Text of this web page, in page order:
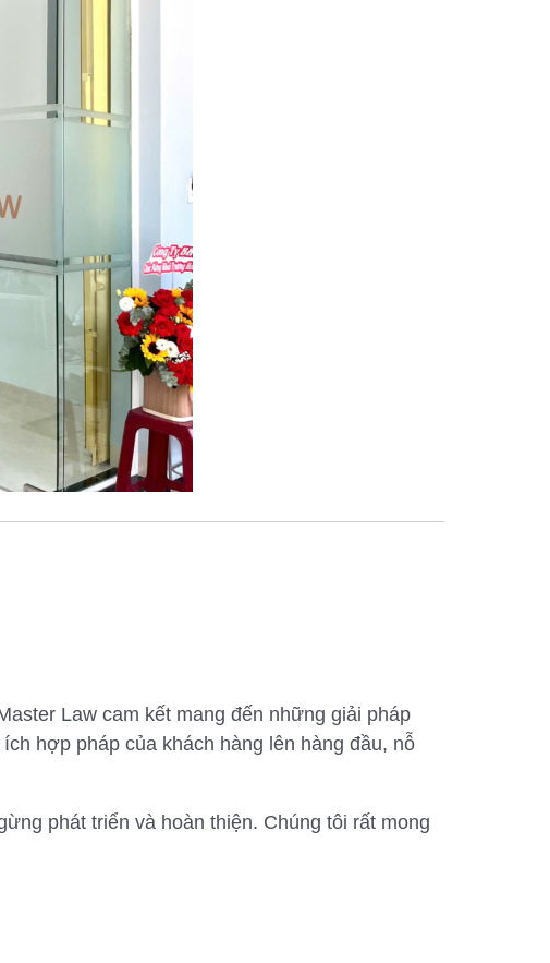
Law cam kết mang đến những giải pháp
hợp pháp của khách hàng lên hàng đầu, nỗ
phát triển và hoàn thiện. Chúng tôi rất mong